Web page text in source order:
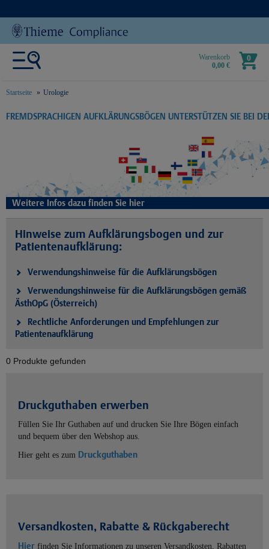
Warenkorb
0,00 €
0
Startseite Urologie
text.skipToContent
text.skipToNavigation
FREMDSPRACHIGEN AUFKLÄRUNGSBÖGEN UNTERSTÜTZEN SIE BEI
Weitere Infos dazu finden Sie hier
Hinweise zum Aufklärungsbogen und zur
Patientenaufklärung:
Verwendungshinweise für die Aufklärungsbögen
Verwendungshinweise für die Aufklärungsbögen gemäß
ÄsthOpG (Österreich)
Rechtliche Anforderungen und Empfehlungen zur
Patientenaufklärung
0 Produkte gefunden
Druckguthaben erwerben
Füllen Sie Ihr Guthaben auf und drucken Sie Ihre Bögen einfach
und bequem über den Webshop aus.
Hier geht es zum Druckguthaben
Versandkosten, Rabatte & Rückgaberecht
Hier finden Sie Informationen zu unseren Versandkosten, Rabatten